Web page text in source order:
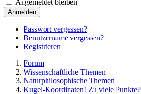
Angemeldet bleiben
Anmelden
Passwort vergessen?
Benutzername vergessen?
Registrieren
Forum
Wissenschaftliche Themen
Naturphilosophische Themen
Kugel-Koordinaten! Zu viele Punkte?